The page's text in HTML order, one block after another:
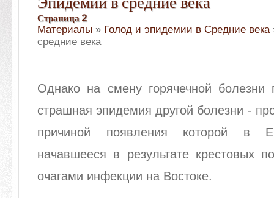
Страница 2
Материалы » Голод и эпидемии в Средние века
средние века
Однако на смену горячечной
страшная эпидемия другой болезни -
причиной появления которой в
начавшееся в результате крестовых
очагами инфекции на Востоке.